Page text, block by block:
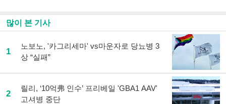
많이 본 기사
1
노보노, '카그리세마' vs마운자로 당뇨병 3
상 “실패”
2
릴리, ‘10억弗 인수’ 프리베일 'GBA1 AAV'
고셔병 중단